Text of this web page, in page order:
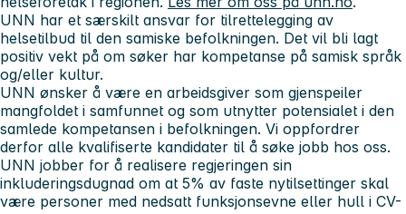
UNN har et særskilt ansvar for tilrettelegging av
helsetilbud til den samiske befolkningen. Det vil bli lagt
positiv vekt på om søker har kompetanse på samisk språk
og/eller kultur.
UNN ønsker å være en arbeidsgiver som gjenspeiler
mangfoldet i samfunnet og som utnytter potensialet i den
samlede kompetansen i befolkningen. Vi oppfordrer
derfor alle kvalifiserte kandidater til å søke jobb hos oss.
UNN jobber for å realisere regjeringen sin
inkluderingsdugnad om at 5% av faste nytilsettinger skal
være personer med nedsatt funksjonsevne eller hull i CV-